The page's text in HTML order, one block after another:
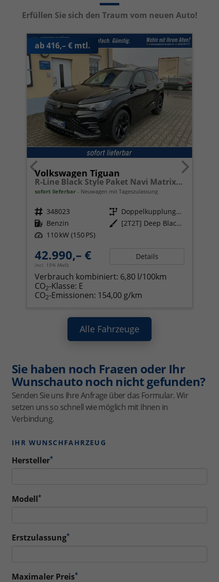
Erfüllen Sie sich den Traum vom neuen Auto!
ab 416,– € mtl.
Volkswagen Tiguan
R-Line Black Style Paket Navi Matrix-LED ACC
sofort lieferbar Neuwagen mit Tageszulassung
Fahrzeugnr. 348023 Getriebe
Doppelkupplungsgetriebe (DSG)
Kraftstoff Benzin Außenfarbe
[2T2T] Deep Black Perleffekt
Leistung 110 kW (150 PS)
42.990,– €
incl. 19% MwSt.
Details
Verbrauch kombiniert: 6,80 l/100km
CO2-Klasse: E
CO2-Emissionen: 154,00 g/km
Alle Fahrzeuge
Sie haben noch Fragen oder Ihr
Wunschauto noch nicht gefunden?
Senden Sie uns Ihre Anfrage über das Formular. Wir
setzen uns so schnell wie möglich mit Ihnen in
Verbindung.
IHR WUNSCHFAHRZEUG
Hersteller*
Modell*
Erstzulassung*
Maximaler Preis*